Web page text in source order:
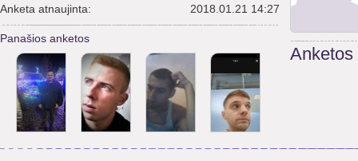
Anketa atnaujinta:
2018.01.21 14:27
Panašios anketos
Anketos